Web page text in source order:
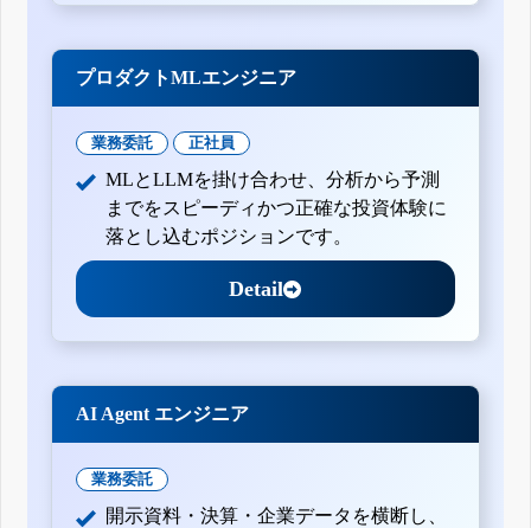
プロダクトMLエンジニア
業務委託 正社員
MLとLLMを掛け合わせ、分析から予測
までをスピーディかつ正確な投資体験に
落とし込むポジションです。
Detail
AI Agent エンジニア
業務委託
開示資料・決算・企業データを横断し、